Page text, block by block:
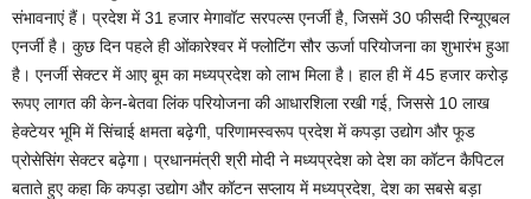
संभावनाएं हैं। प्रदेश में 31 हजार मेगावॉट सरपल्स एनर्जी है, जिसमें 30 फीसदी रिन्यूएबल
एनर्जी है। कुछ दिन पहले ही ओंकारेश्वर में फ्लोटिंग सौर ऊर्जा परियोजना का शुभारंभ हुआ
है। एनर्जी सेक्टर में आए बूम का मध्यप्रदेश को लाभ मिला है। हाल ही में 45 हजार करोड़
रूपए लागत की केन-बेतवा लिंक परियोजना की आधारशिला रखी गई, जिससे 10 लाख
हेक्टेयर भूमि में सिंचाई क्षमता बढ़ेगी, परिणामस्वरूप प्रदेश में कपड़ा उद्योग और फूड
प्रोसेसिंग सेक्टर बढ़ेगा। प्रधानमंत्री श्री मोदी ने मध्यप्रदेश को देश का कॉटन कैपिटल
बताते हुए कहा कि कपड़ा उद्योग और कॉटन सप्लाय में मध्यप्रदेश, देश का सबसे बड़ा